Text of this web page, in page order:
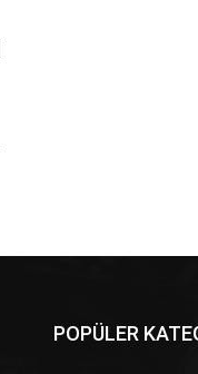
POPÜLER